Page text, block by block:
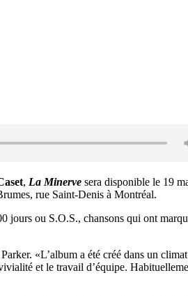
, La Minerve sera disponible le 19
rue Saint-Denis à Montréal.
jours ou S.O.S., chansons qui ont
«L’album a été créé dans un
et le travail d’équipe.